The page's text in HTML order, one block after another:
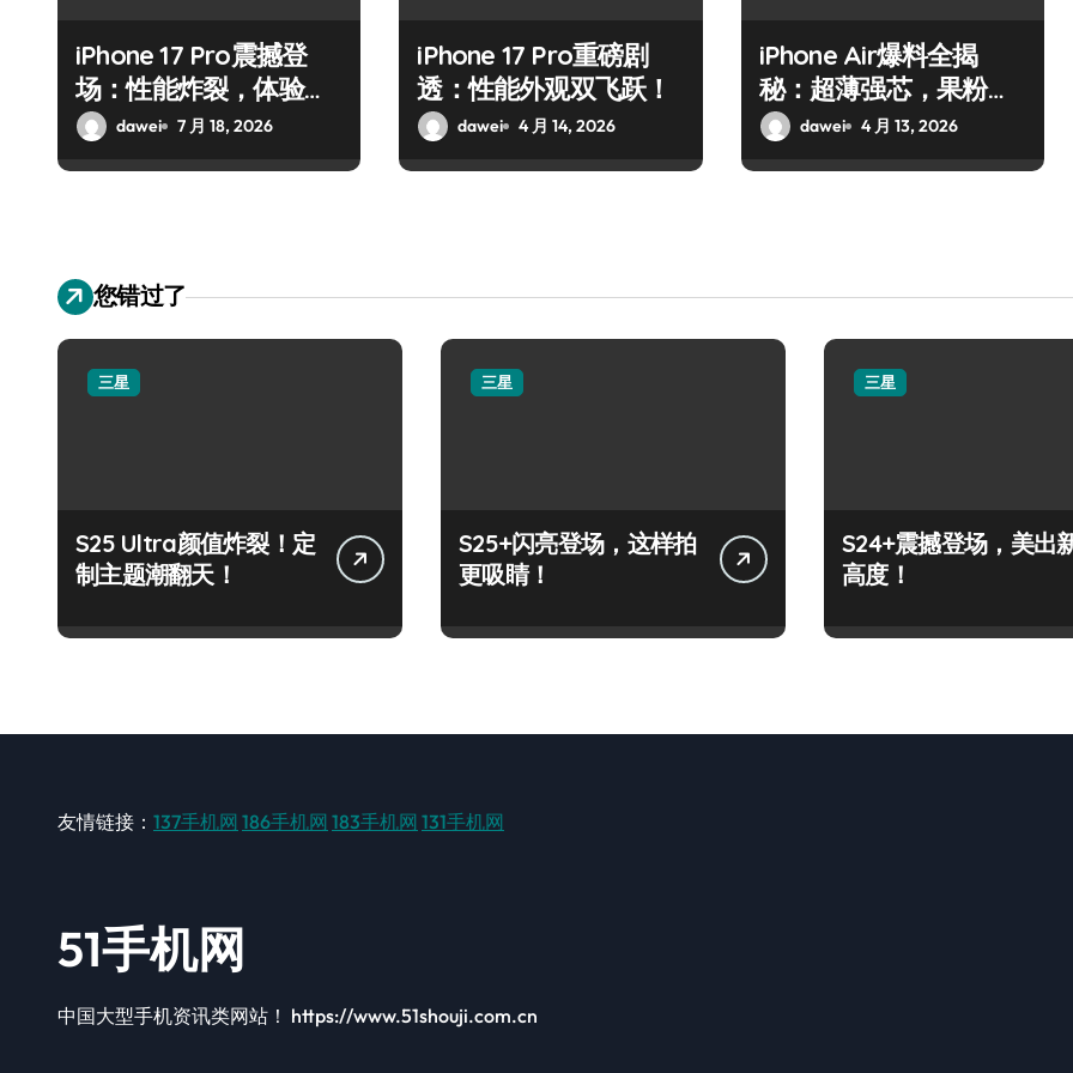
iPhone 17 Pro震撼登
场：性能炸裂，体验全
面升维
dawei 7 月 18, 2026
iPhone 17 Pro重磅剧
透：性能外观双飞跃！
dawei 4 月 14, 2026
iPhone Air爆料全揭
秘：超薄强芯，果粉狂
喜！dawei 4 月 13, 2026
您错过了
三星
S25 Ultra颜值炸裂！定
制主题潮翻天！
三星
S25+闪亮登场，这样拍
更吸睛！
三星
S24+震撼登场，美出
高度！
友情链接： 137手机网 186手机网 183手机网 131手机网
51手机网
中国大型手机资讯类网站！ https://www.51shouji.com.cn